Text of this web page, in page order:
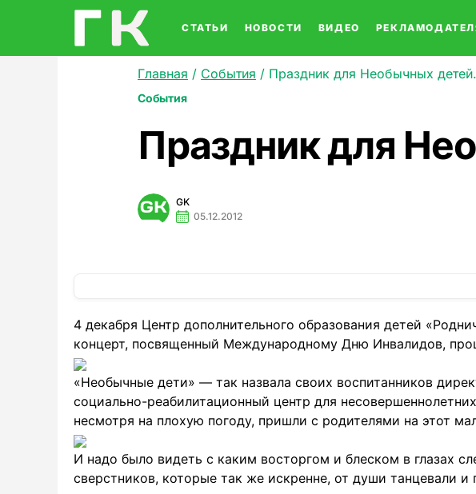
СТАТЬИ НОВОСТИ ВИДЕО
Главная / События / Праздник для Необычных детей.
События
Праздник для
GK
05.12.2012
4 декабря Центр дополнительного образования детей
концерт, посвященный Международному Дню Инвалидов,
«Необычные дети» — так назвала своих воспитанников
социально-реабилитационный центр для
несмотря на плохую погоду, пришли с родителями на этот
И надо было видеть с каким восторгом и блеском в глазах
сверстников, которые так же искренне, от души танцевали и